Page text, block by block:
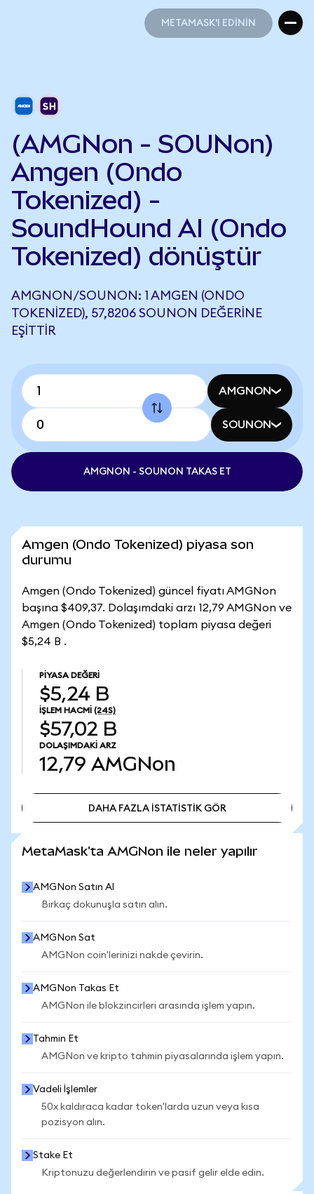
METAMASK'I EDİNİN
(AMGNon - SOUNon)
Amgen (Ondo
Tokenized) -
SoundHound AI (Ondo
Tokenized) dönüştür
AMGNON/SOUNON: 1 AMGEN (ONDO
TOKENIZED), 57,8206 SOUNON DEĞERINE
EŞITTIR
AMGNON
SOUNON
AMGNON - SOUNON TAKAS ET
Amgen (Ondo Tokenized) piyasa son
durumu
Amgen (Ondo Tokenized) güncel fiyatı AMGNon
başına $409,37. Dolaşımdaki arzı 12,79 AMGNon ve
Amgen (Ondo Tokenized) toplam piyasa değeri
$5,24 B .
PIYASA DEĞERI
$5,24 B
İŞLEM HACMI (24S)
$57,02 B
DOLAŞIMDAKI ARZ
12,79 AMGNon
DAHA FAZLA İSTATİSTİK GÖR
MetaMask'ta AMGNon ile neler yapılır
AMGNon Satın Al
Birkaç dokunuşla satın alın.
AMGNon Sat
AMGNon coin'lerinizi nakde çevirin.
AMGNon Takas Et
AMGNon ile blokzincirleri arasında işlem yapın.
Tahmin Et
AMGNon ve kripto tahmin piyasalarında işlem yapın.
Vadeli İşlemler
50x kaldıraca kadar token'larda uzun veya kısa
pozisyon alın.
Stake Et
Kriptonuzu değerlendirin ve pasif gelir elde edin.